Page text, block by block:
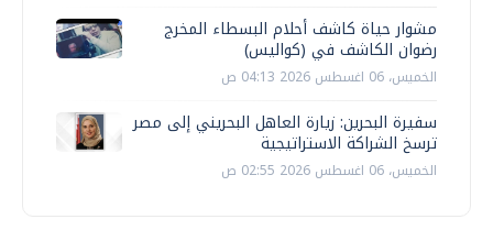
مشوار حياة كاشف أحلام البسطاء المخرج
رضوان الكاشف في (كواليس)
الخميس، 06 اغسطس 2026 04:13 ص
سفيرة البحرين: زيارة العاهل البحريني إلى مصر
ترسخ الشراكة الاستراتيجية
الخميس، 06 اغسطس 2026 02:55 ص